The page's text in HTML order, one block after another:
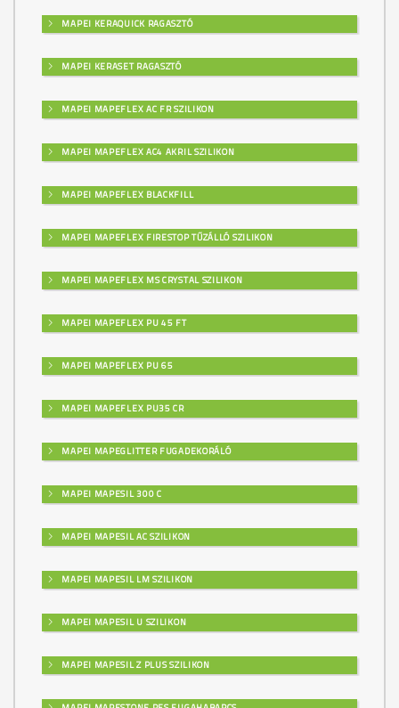
MAPEI KERAQUICK RAGASZTÓ
MAPEI KERASET RAGASZTÓ
MAPEI MAPEFLEX AC FR SZILIKON
MAPEI MAPEFLEX AC4 AKRIL SZILIKON
MAPEI MAPEFLEX BLACKFILL
MAPEI MAPEFLEX FIRESTOP TŰZÁLLÓ SZILIKON
MAPEI MAPEFLEX MS CRYSTAL SZILIKON
MAPEI MAPEFLEX PU 45 FT
MAPEI MAPEFLEX PU 65
MAPEI MAPEFLEX PU35 CR
MAPEI MAPEGLITTER FUGADEKORÁLÓ
MAPEI MAPESIL 300 C
MAPEI MAPESIL AC SZILIKON
MAPEI MAPESIL LM SZILIKON
MAPEI MAPESIL U SZILIKON
MAPEI MAPESIL Z PLUS SZILIKON